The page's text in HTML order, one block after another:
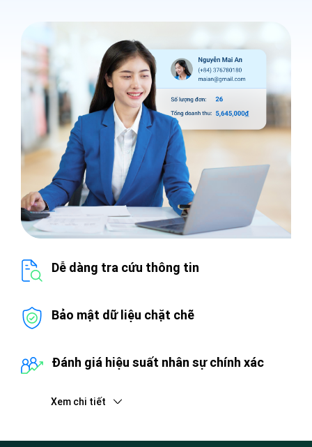
Dễ dàng tra cứu thông tin
Bảo mật dữ liệu chặt chẽ
Đánh giá hiệu suất nhân sự chính xác
Xem chi tiết